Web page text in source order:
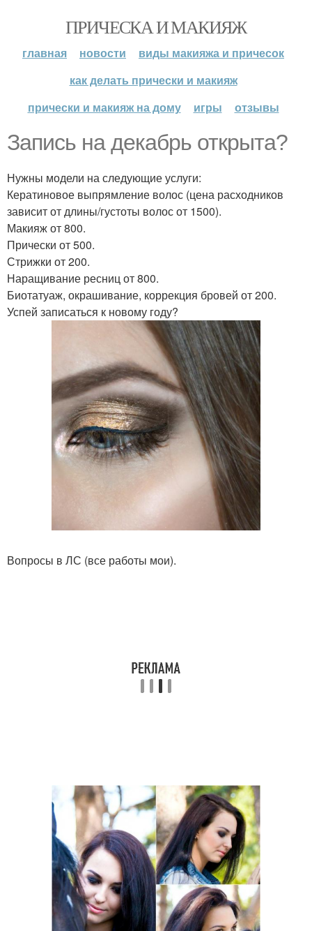
ПРИЧЕСКА И МАКИЯЖ
главная новости
виды макияжа и причесок
как делать прически и макияж
прически и макияж на дому
игры отзывы
Запись на декабрь открыта?
Нужны модели на следующие услуги:
Кератиновое выпрямление волос (цена расходников
зависит от длины/густоты волос от 1500).
Макияж от 800.
Прически от 500.
Стрижки от 200.
Наращивание ресниц от 800.
Биотатуаж, окрашивание, коррекция бровей от 200.
Успей записаться к новому году?
Вопросы в ЛС (все работы мои).